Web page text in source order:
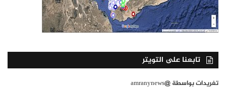
تابعنا على التويتر
تغريدات بواسطة @amranynews